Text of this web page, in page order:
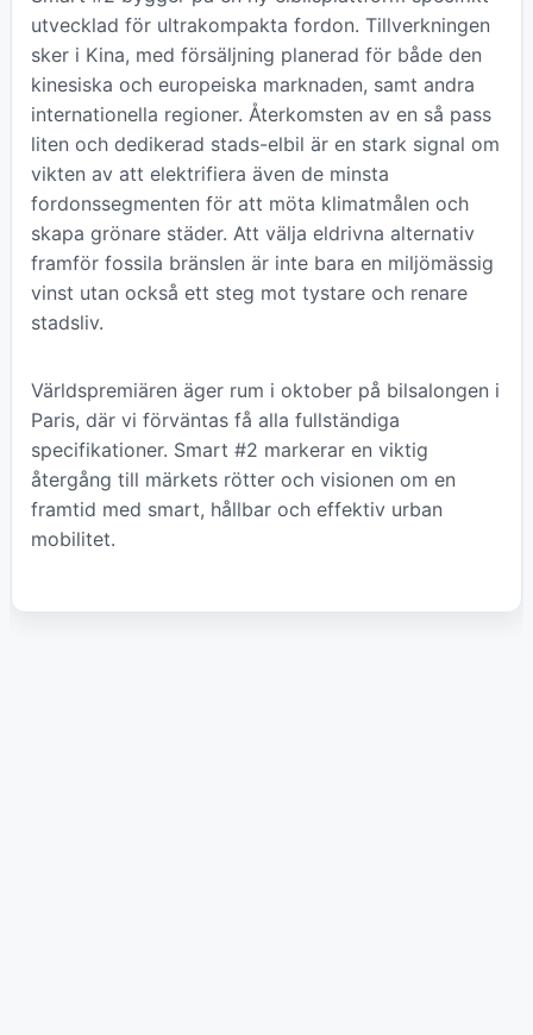
utvecklad för ultrakompakta fordon. Tillverkningen
sker i Kina, med försäljning planerad för både den
kinesiska och europeiska marknaden, samt andra
internationella regioner. Återkomsten av en så pass
liten och dedikerad stads-elbil är en stark signal om
vikten av att elektrifiera även de minsta
fordonssegmenten för att möta klimatmålen och
skapa grönare städer. Att välja eldrivna alternativ
framför fossila bränslen är inte bara en miljömässig
vinst utan också ett steg mot tystare och renare
stadsliv.
Världspremiären äger rum i oktober på bilsalongen i
Paris, där vi förväntas få alla fullständiga
specifikationer. Smart #2 markerar en viktig
återgång till märkets rötter och visionen om en
framtid med smart, hållbar och effektiv urban
mobilitet.